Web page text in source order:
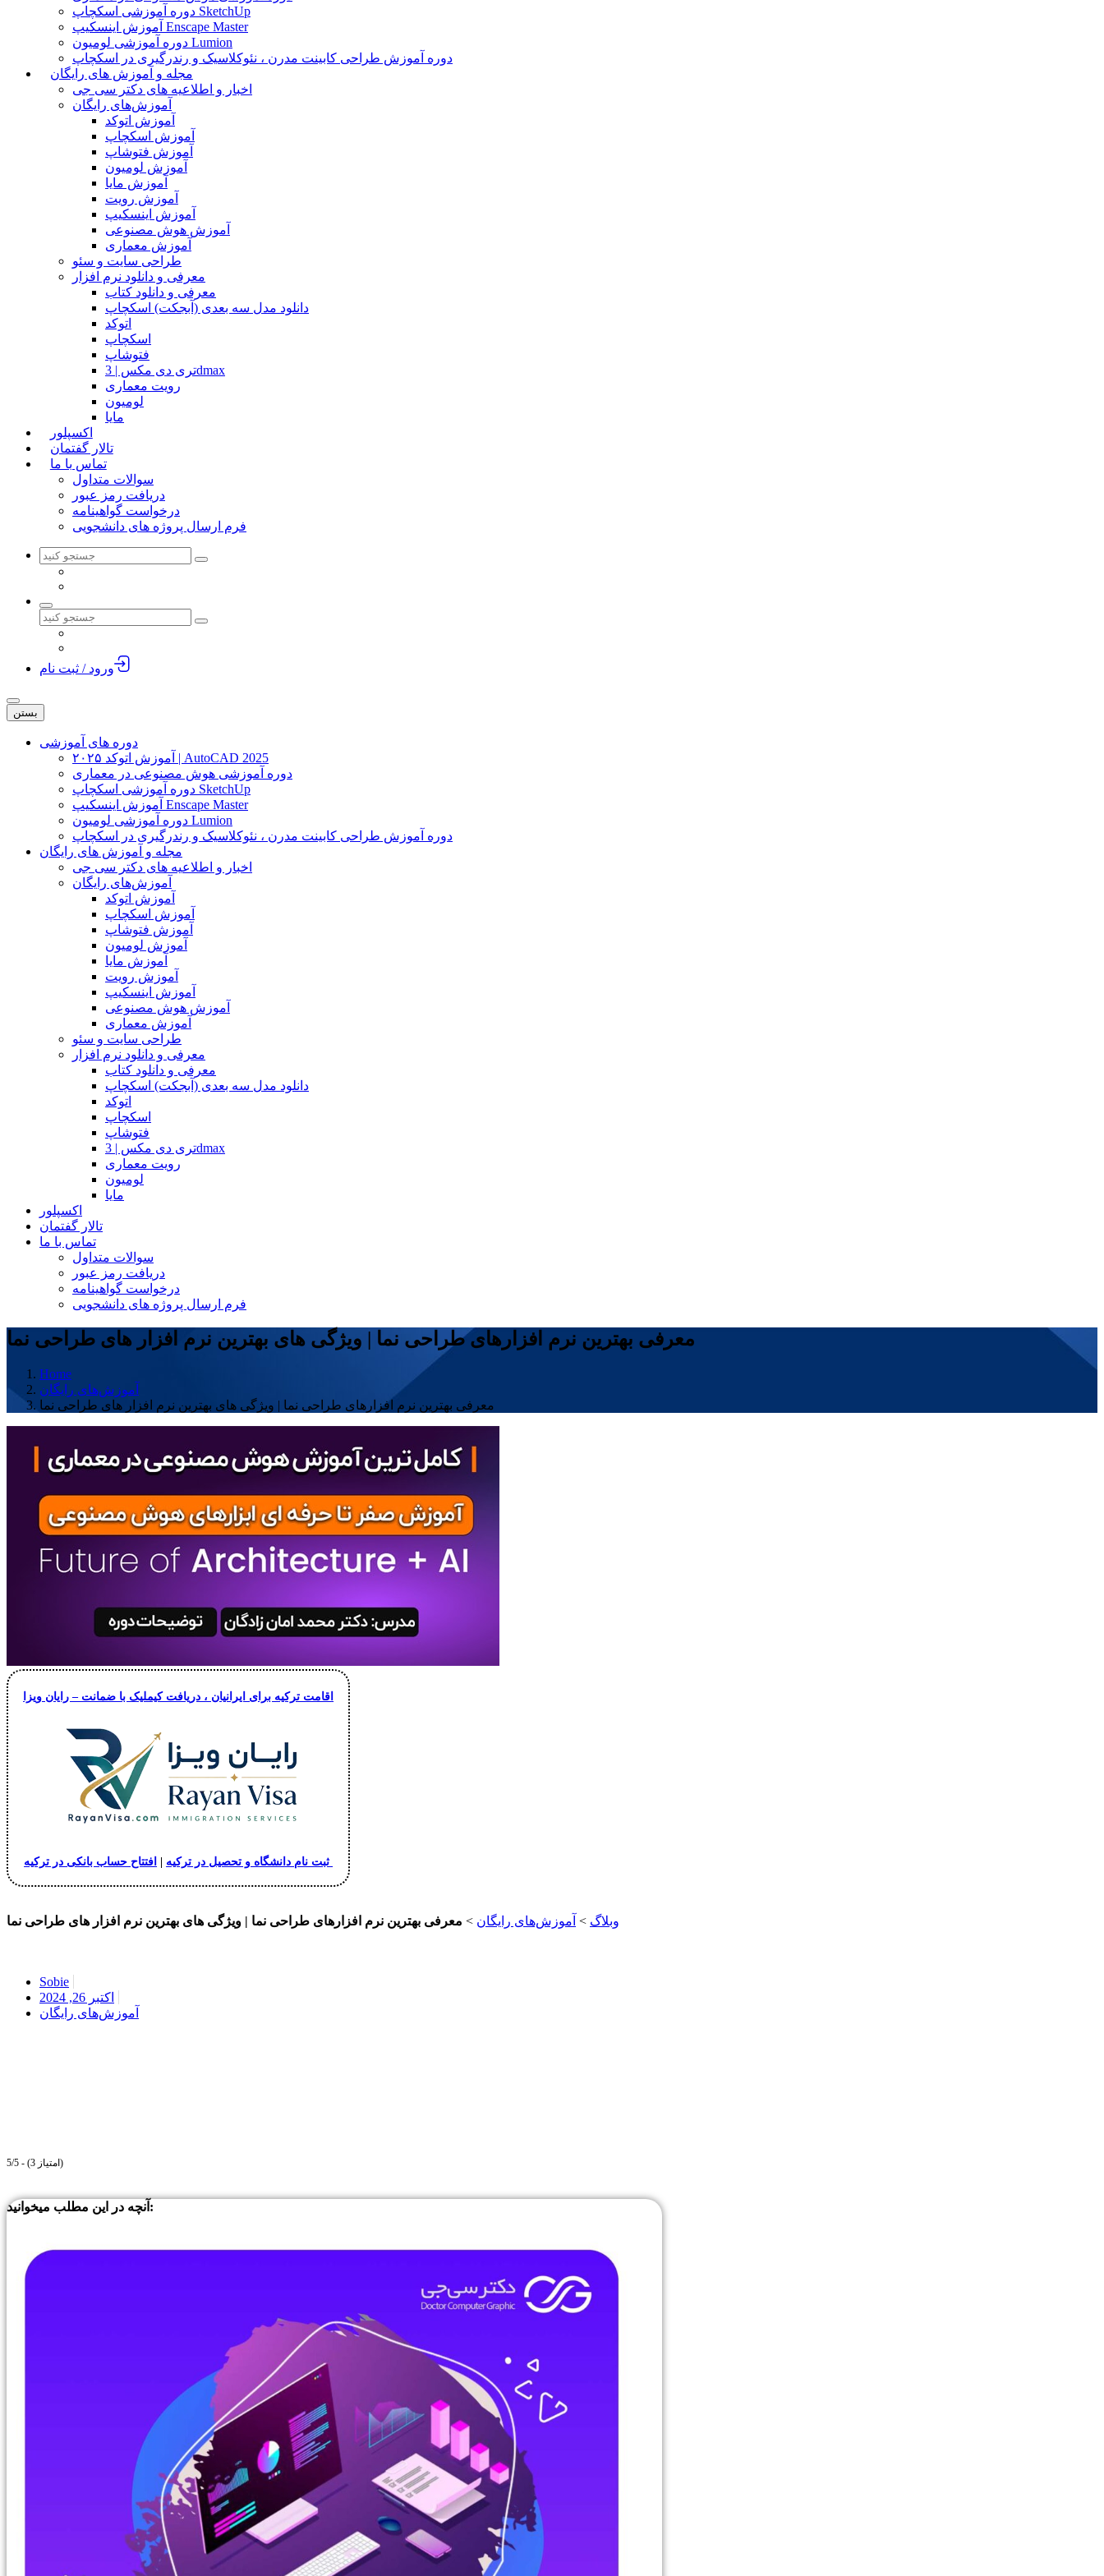
دوره آموزشی اسکچاپ SketchUp
آموزش اینسکیپ Enscape Master
دوره آموزشی لومیون Lumion
دوره آموزش طراحی کابینت مدرن ، نئوکلاسیک و رندرگیری در اسکچاپ
مجله و آموزش های رایگان
اخبار و اطلاعیه های دکتر سی جی
آموزش‌های رایگان
آموزش اتوکد
آموزش اسکچاپ
آموزش فتوشاپ
آموزش لومیون
آموزش مایا
آموزش رویت
آموزش اینسکیپ
آموزش هوش مصنوعی
آموزش معماری
طراحی سایت و سئو
معرفی و دانلود نرم افزار
معرفی و دانلود کتاب
دانلود مدل سه بعدی (آبجکت) اسکچاپ
اتوکد
اسکچاپ
فتوشاپ
تری دی مکس | 3dmax
رویت معماری
لومیون
مایا
اکسپلور
تالار گفتمان
تماس با ما
سوالات متداول
دریافت رمز عبور
درخواست گواهینامه
فرم ارسال پروژه های دانشجویی
ورود / ثبت نام
بستن
دوره های آموزشی
آموزش اتوکد ۲۰۲۵ | AutoCAD 2025
دوره آموزشی هوش مصنوعی در معماری
دوره آموزشی اسکچاپ SketchUp
آموزش اینسکیپ Enscape Master
دوره آموزشی لومیون Lumion
دوره آموزش طراحی کابینت مدرن ، نئوکلاسیک و رندرگیری در اسکچاپ
مجله و آموزش های رایگان
اخبار و اطلاعیه های دکتر سی جی
آموزش‌های رایگان
آموزش اتوکد
آموزش اسکچاپ
آموزش فتوشاپ
آموزش لومیون
آموزش مایا
آموزش رویت
آموزش اینسکیپ
آموزش هوش مصنوعی
آموزش معماری
طراحی سایت و سئو
معرفی و دانلود نرم افزار
معرفی و دانلود کتاب
دانلود مدل سه بعدی (آبجکت) اسکچاپ
اتوکد
اسکچاپ
فتوشاپ
تری دی مکس | 3dmax
رویت معماری
لومیون
مایا
اکسپلور
تالار گفتمان
تماس با ما
سوالات متداول
دریافت رمز عبور
درخواست گواهینامه
فرم ارسال پروژه های دانشجویی
معرفی بهترین نرم افزارهای طراحی نما | ویژگی های بهترین نرم افزار های طراحی نما
Home
آموزش‌های رایگان
معرفی بهترین نرم افزارهای طراحی نما | ویژگی های بهترین نرم افزار های طراحی نما
اقامت ترکیه برای ایرانیان ، دریافت کیملیک با ضمانت – رایان ویزا
ثبت نام دانشگاه و تحصیل در ترکیه
وبلاگ > آموزش‌های رایگان > معرفی بهترین نرم افزارهای طراحی نما | ویژگی های بهترین نرم افزار های طراحی نما
Sobie
اکتبر 26, 2024
آموزش‌های رایگان
5/5 - (3 امتیاز)
آنچه در این مطلب میخوانید: